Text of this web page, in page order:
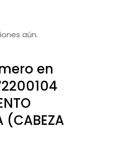
aún.
en
(CABEZA